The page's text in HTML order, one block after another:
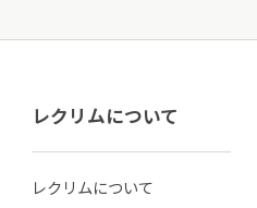
レクリムについて
レクリムについて